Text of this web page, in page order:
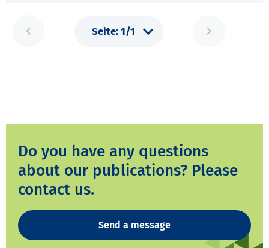
Do you have any questions
about our publications? Please
contact us.
Send a message